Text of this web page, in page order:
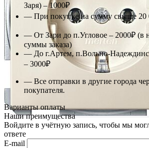
Заря) – 1000₽
— При покупке на сумму свыше 20
— От Зари до п.Угловое – 2000₽ (в
суммы заказа)
— До г.Артем, п.Вольно-
– 3000₽
— Все отправки в другие города
покупателя.
Варианты оплаты
Наши преимущества
Войдите в учётную запись, чтобы мы
ответе
E-mail